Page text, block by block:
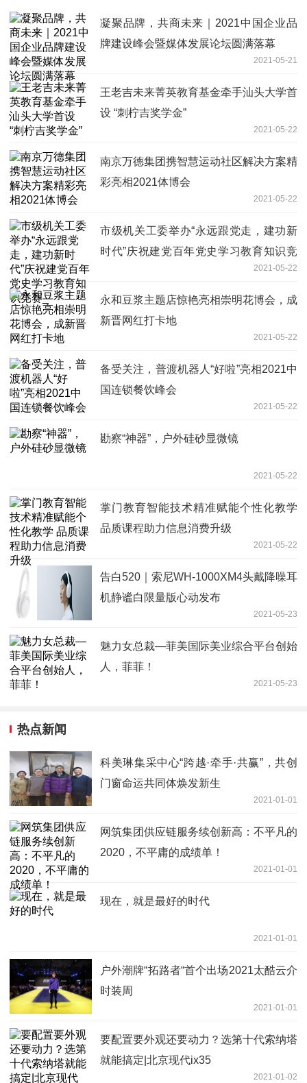
凝聚品牌，共商未来｜2021中国企业品
牌建设峰会暨媒体发展论坛圆满落幕
2021-05-21
王老吉未来菁英教育基金牵手汕头大学首
设 “刺柠吉奖学金”
2021-05-22
南京万德集团携智慧运动社区解决方案精
彩亮相2021体博会
2021-05-22
市级机关工委举办“永远跟党走，建功新
时代”庆祝建党百年党史学习教育知识竞
2021-05-22
永和豆浆主题店惊艳亮相崇明花博会，成
新晋网红打卡地
2021-05-22
备受关注，普渡机器人“好啦”亮相2021中
国连锁餐饮峰会
2021-05-22
勘察“神器”，户外硅砂显微镜
2021-05-22
掌门教育智能技术精准赋能个性化教学
品质课程助力信息消费升级
2021-05-22
告白520｜索尼WH-1000XM4头戴降噪耳
机静谧白限量版心动发布
2021-05-23
魅力女总裁—菲美国际美业综合平台创始
人，菲菲！
2021-05-23
热点新闻
科美琳集采中心“跨越·牵手·共赢”，共创
门窗命运共同体焕发新生
2021-01-01
网筑集团供应链服务续创新高：不平凡的
2020，不平庸的成绩单！
2021-01-01
现在，就是最好的时代
2021-01-01
户外潮牌“拓路者“首个出场2021太酷云介
时装周
2021-01-01
要配置要外观还要动力？选第十代索纳塔
就能搞定|北京现代ix35
2021-01-02